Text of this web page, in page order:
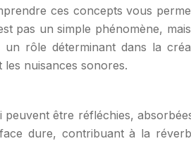
ces concepts vous
pas un simple phénomène,
un rôle déterminant dans la
nuisances sonores.
peuvent être réfléchies,
dure, contribuant à la